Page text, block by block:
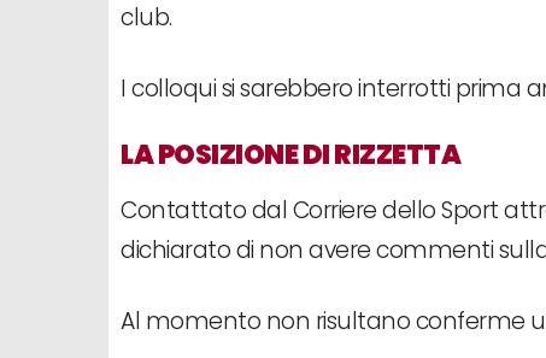
club.
I colloqui si sarebbero interrotti prima
LA POSIZIONE DI RIZZETTA
Contattato dal Corriere dello Sport
dichiarato di non avere commenti
Al momento non risultano conferme